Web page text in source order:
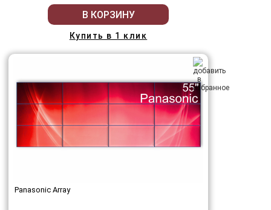
В КОРЗИНУ
Купить в 1 клик
Panasonic Array